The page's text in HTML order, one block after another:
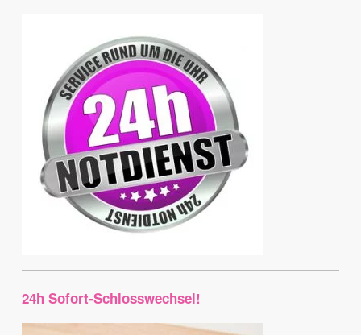
24h Sofort-Schlosswechsel!